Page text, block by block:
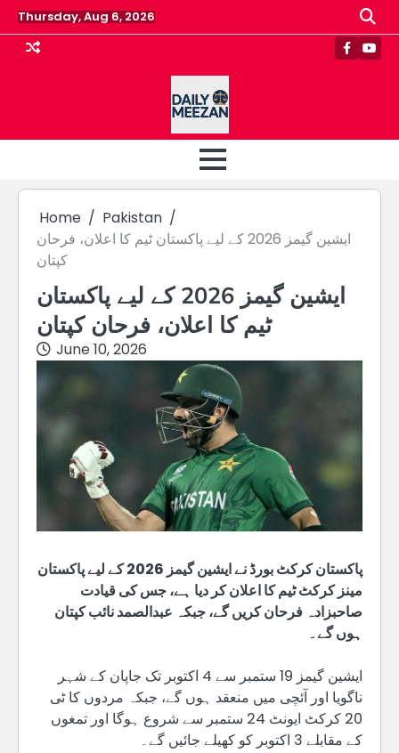
Skip
to
content
Thursday, Aug 6, 2026
Home
Pakistan
ایشین گیمز 2026 کے لیے پاکستان ٹیم کا اعلان، فرحان
کپتان
ایشین گیمز 2026 کے لیے پاکستان
ٹیم کا اعلان، فرحان کپتان
June 10, 2026
پاکستان کرکٹ بورڈ نے ایشین گیمز 2026 کے لیے پاکستان
مینز کرکٹ ٹیم کا اعلان کر دیا ہے، جس کی قیادت
صاحبزادہ فرحان کریں گے، جبکہ عبدالصمد نائب کپتان
ہوں گے۔
ایشین گیمز 19 ستمبر سے 4 اکتوبر تک جاپان کے شہر
ناگویا اور آئچی میں منعقد ہوں گے، جبکہ مردوں کا ٹی
20 کرکٹ ایونٹ 24 ستمبر سے شروع ہوگا اور تمغوں
کے مقابلے 3 اکتوبر کو کھیلے جائیں گے۔